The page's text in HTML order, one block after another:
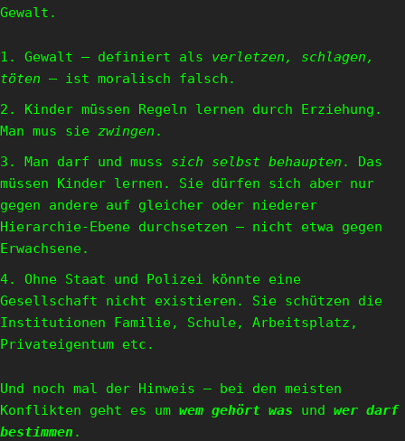
Gewalt.
Gewalt – definiert als verletzen, schlagen,
töten – ist moralisch falsch.
Kinder müssen Regeln lernen durch Erziehung.
Man mus sie zwingen .
Man darf und muss sich selbst behaupten . Das
müssen Kinder lernen. Sie dürfen sich aber nur
gegen andere auf gleicher oder niederer
Hierarchie-Ebene durchsetzen – nicht etwa gegen
Erwachsene.
Ohne Staat und Polizei könnte eine
Gesellschaft nicht existieren. Sie schützen die
Institutionen Familie, Schule, Arbeitsplatz,
Privateigentum etc.
Und noch mal der Hinweis – bei den meisten
Konflikten geht es um wem gehört was und wer darf
bestimmen.